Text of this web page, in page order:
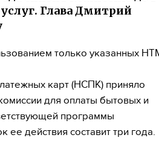
Глава Дмитрий
только указанных
карт (НСПК) приняло
для оплаты бытовых и
программы
действия составит три года.